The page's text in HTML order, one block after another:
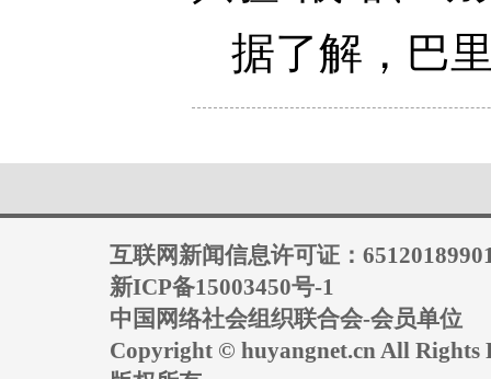
据了解，巴
互联网新闻信息许可证：
新ICP备15003450号-1
中国网络社会组织联合会-会员单位
Copyright © huyangnet.cn All Rights